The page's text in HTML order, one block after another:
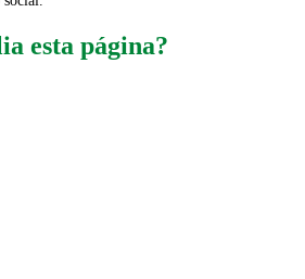
esta página?